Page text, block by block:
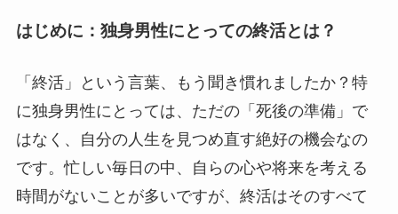
はじめに：独身男性にとっての終活とは？
「終活」という言葉、もう聞き慣れましたか？特
に独身男性にとっては、ただの「死後の準備」で
はなく、自分の人生を見つめ直す絶好の機会なの
です。忙しい毎日の中、自らの心や将来を考える
時間がないことが多いですが、終活はそのすべて